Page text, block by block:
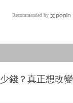
Recommended by
錢？真正想改變